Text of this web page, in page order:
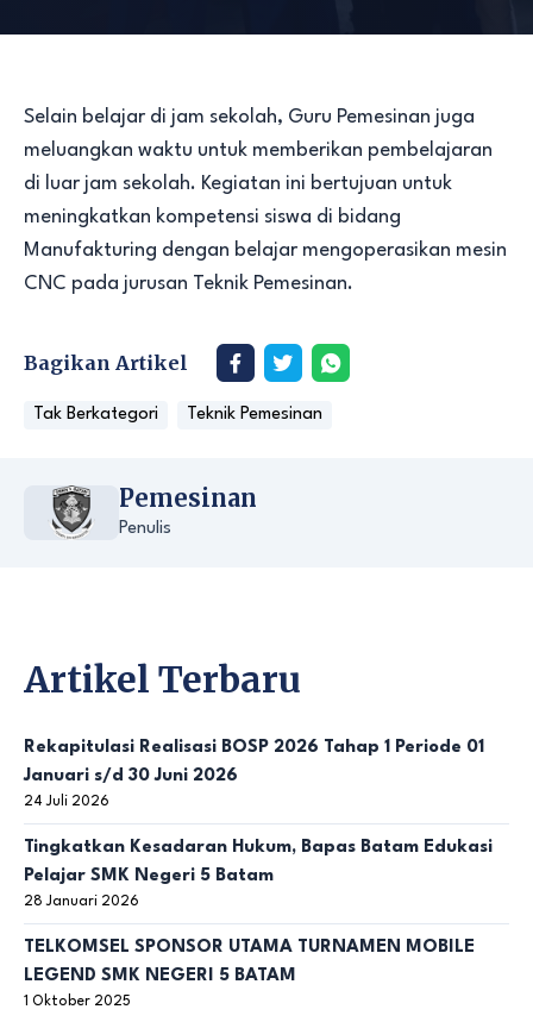
Selain belajar di jam sekolah, Guru Pemesinan juga
meluangkan waktu untuk memberikan pembelajaran
di luar jam sekolah. Kegiatan ini bertujuan untuk
meningkatkan kompetensi siswa di bidang
Manufakturing dengan belajar mengoperasikan mesin
CNC pada jurusan Teknik Pemesinan.
Bagikan Artikel
Tak Berkategori Teknik Pemesinan
Pemesinan
Penulis
Artikel Terbaru
Rekapitulasi Realisasi BOSP 2026 Tahap 1 Periode 01
Januari s/d 30 Juni 2026
24 Juli 2026
Tingkatkan Kesadaran Hukum, Bapas Batam Edukasi
Pelajar SMK Negeri 5 Batam
28 Januari 2026
TELKOMSEL SPONSOR UTAMA TURNAMEN MOBILE
LEGEND SMK NEGERI 5 BATAM
1 Oktober 2025